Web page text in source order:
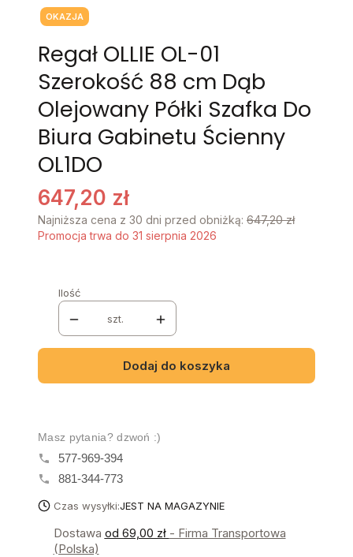
Tagi produktu
OKAZJA
Regał OLLIE OL-01
Szerokość 88 cm Dąb
Olejowany Półki Szafka Do
Biura Gabinetu Ścienny
OL1DO
647,20 zł
Najniższa cena z 30 dni przed obniżką: 647,20 zł
Promocja trwa do 31 sierpnia 2026
Ilość
szt.
Dodaj do koszyka
Masz pytania? dzwoń :)
577-969-394
881-344-773
Czas wysyłki:JEST NA MAGAZYNIE
Dostawa od 69,00 zł - Firma Transportowa
(Polska)